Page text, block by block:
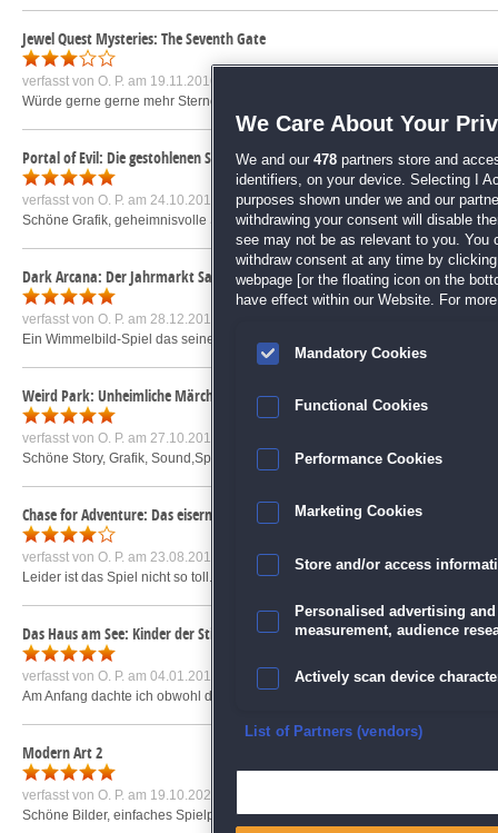
Jewel Quest Mysteries: The Seventh Gate
verfasst von O. P. am 19.11.2016 um 19:23
Würde gerne gerne mehr Sterne geben, aber das Spiel ist keine
Portal of Evil: Die gestohlenen Siegel Sammleredition
verfasst von O. P. am 24.10.2016 um 19:12
Schöne Grafik, geheimnisvolle Stimmung und langer Spielspass. Das Spiel
Dark Arcana: Der Jahrmarkt Sammleredition
verfasst von O. P. am 28.12.2016 um 17:50
Ein Wimmelbild-Spiel das seines gleichen sucht. Nicht nur die Story passt,
Weird Park: Unheimliche Märchen
verfasst von O. P. am 27.10.2016 um 18:17
Schöne Story, Grafik, Sound,Sprachausgabe (englisch), Wimmelbilder und
Chase for Adventure: Das eiserne Orakel Sammleredition
verfasst von O. P. am 23.08.2017 um 11:35
Leider ist das Spiel nicht so toll. Abklatsch von weit aus Besserem. Das Spiel
Das Haus am See: Kinder der Stille Sammleredition
verfasst von O. P. am 04.01.2017 um 18:46
Am Anfang dachte ich obwohl die Geschichte super war, was für ein doofes
Modern Art 2
verfasst von O. P. am 19.10.2020 um 13:16
Schöne Bilder, einfaches Spielprinzip. Macht einfach nur Spass. mfg O.P.mehr
We Care About Your
We and our 478 partners store and
identifiers, on your device. Selecting I
purposes shown under we and our
withdrawing your consent will disable
see may not be as relevant to you. You
withdraw consent at any time by
webpage [or the floating icon on the
have effect within our Website. For
Mandatory Cookies
Functional Cookies
Performance Cookies
Marketing Cookies
Store and/or access
Personalised advertising
measurement, audience
Actively scan device
Ensure security, prevent
List of Partners (vendors)